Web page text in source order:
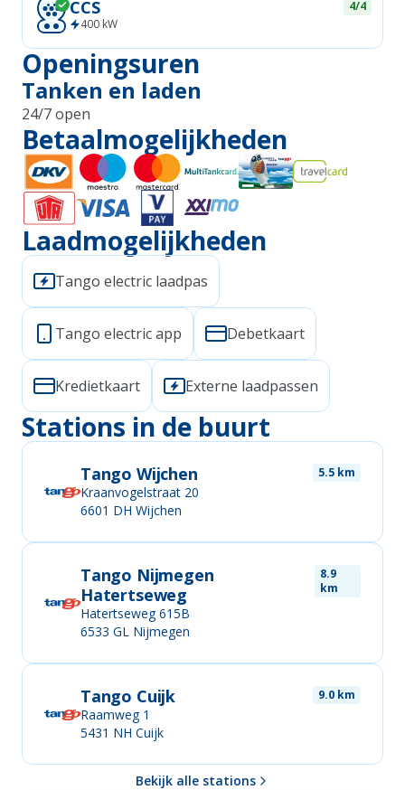
CCS
400 kW
4/4
Openingsuren
Tanken en laden
24/7 open
Betaalmogelijkheden
Laadmogelijkheden
Tango electric laadpas
Tango electric app Debetkaart
Kredietkaart Externe laadpassen
Stations in de buurt
Tango Wijchen 5.5 km
Kraanvogelstraat 20
6601 DH Wijchen
Tango Nijmegen
Hatertseweg
8.9
km
Hatertseweg 615B
6533 GL Nijmegen
Tango Cuijk 9.0 km
Raamweg 1
5431 NH Cuijk
Bekijk alle stations